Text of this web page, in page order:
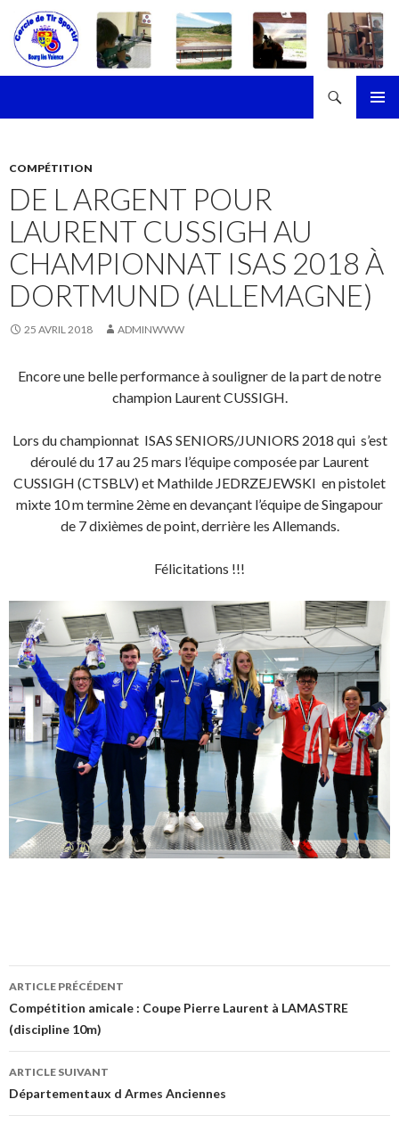
COMPÉTITION
DE L ARGENT POUR
LAURENT CUSSIGH AU
CHAMPIONNAT ISAS 2018 À
DORTMUND (ALLEMAGNE)
25 AVRIL 2018 ADMINWWW
Encore une belle performance à souligner de la part de notre
champion Laurent CUSSIGH.
Lors du championnat ISAS SENIORS/JUNIORS 2018 qui s’est
déroulé du 17 au 25 mars l’équipe composée par Laurent
CUSSIGH (CTSBLV) et Mathilde JEDRZEJEWSKI en pistolet
mixte 10 m termine 2ème en devançant l’équipe de Singapour
de 7 dixièmes de point, derrière les Allemands.
Félicitations !!!
Navigation
des
articles
ARTICLE PRÉCÉDENT
Compétition amicale : Coupe Pierre Laurent à LAMASTRE
(discipline 10m)
ARTICLE SUIVANT
Départementaux d Armes Anciennes